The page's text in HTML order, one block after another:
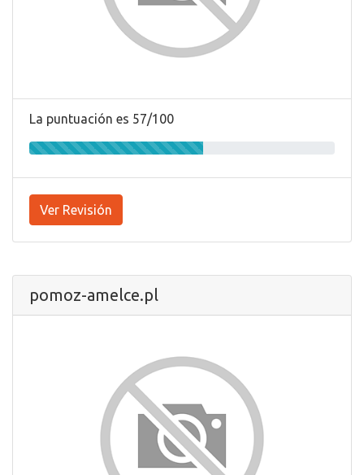
La puntuación es 57/100
Ver Revisión
pomoz-amelce.pl